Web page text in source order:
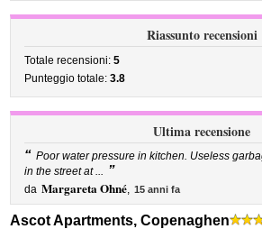
Riassunto recensioni
Totale recensioni:5
Punteggio totale:3.8
Ultima recensione
“ Poor water pressure in kitchen. Useless
in the street at ... ”
da Margareta Ohné, 15 anni fa
Ascot Apartments, Copenaghen